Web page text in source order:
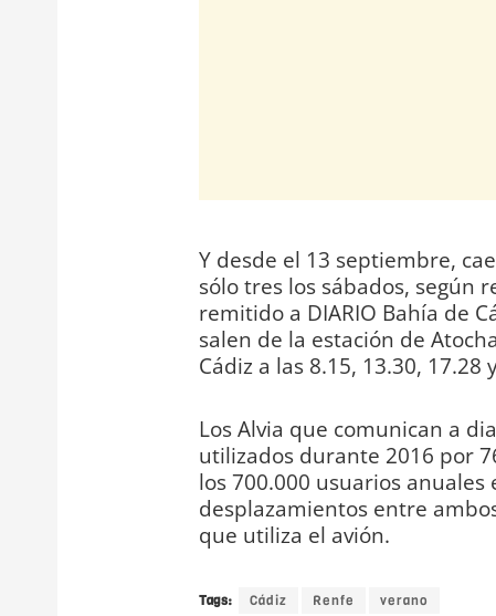
Y desde el 13 septiembre,
sólo tres los sábados, según
remitido a DIARIO Bahía de
salen de la estación de
Cádiz a las 8.15, 13.30, 17.28
Los Alvia que comunican a
utilizados durante 2016 por
los 700.000 usuarios
desplazamientos entre
que utiliza el avión.
Tags: Cádiz Renfe verano